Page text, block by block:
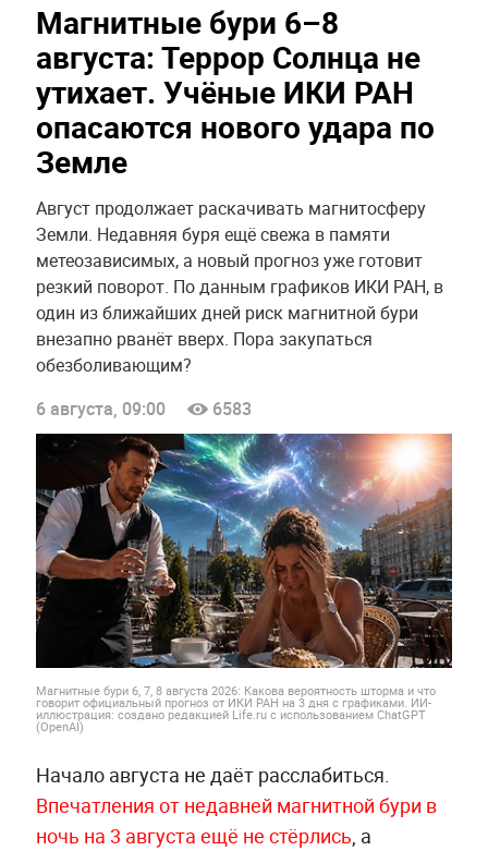
Магнитные бури 6–8
августа: Террор Солнца не
утихает. Учёные ИКИ РАН
опасаются нового удара по
Земле
Август продолжает раскачивать магнитосферу
Земли. Недавняя буря ещё свежа в памяти
метеозависимых, а новый прогноз уже готовит
резкий поворот. По данным графиков ИКИ РАН, в
один из ближайших дней риск магнитной бури
внезапно рванёт вверх. Пора закупаться
обезболивающим?
6 августа, 09:00
6583
Магнитные бури 6, 7, 8 августа 2026: Какова вероятность шторма и что
говорит официальный прогноз от ИКИ РАН на 3 дня с графиками. ИИ-
иллюстрация: создано редакцией Life.ru с использованием ChatGPT
(OpenAI)
Начало августа не даёт расслабиться.
Впечатления от недавней магнитной бури в
ночь на 3 августа ещё не стёрлись, а